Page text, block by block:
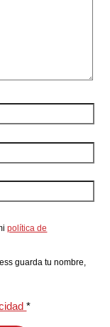
política de
guarda tu nombre,
*